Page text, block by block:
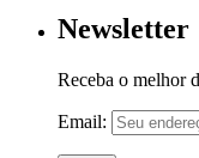
Newsletter
Receba o melhor
Email: